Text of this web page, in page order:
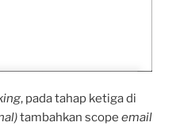
, pada tahap ketiga di
tambahkan scope email